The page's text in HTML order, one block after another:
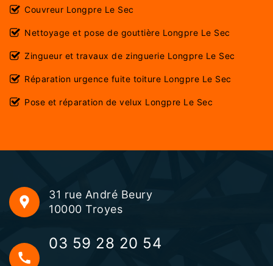
Couvreur Longpre Le Sec
Nettoyage et pose de gouttière Longpre Le Sec
Zingueur et travaux de zinguerie Longpre Le Sec
Réparation urgence fuite toiture Longpre Le Sec
Pose et réparation de velux Longpre Le Sec
31 rue André Beury
10000 Troyes
03 59 28 20 54